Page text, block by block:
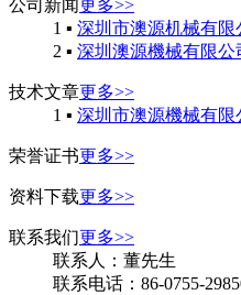
公司新闻更多>>
1 ▪ 深圳市澳源机械有限
2 ▪ 深圳澳源機械有限公
技术文章更多>>
1 ▪ 深圳市澳源機械有限
荣誉证书更多>>
资料下载更多>>
联系我们更多>>
联系人：董先生
联系电话：86-0755-